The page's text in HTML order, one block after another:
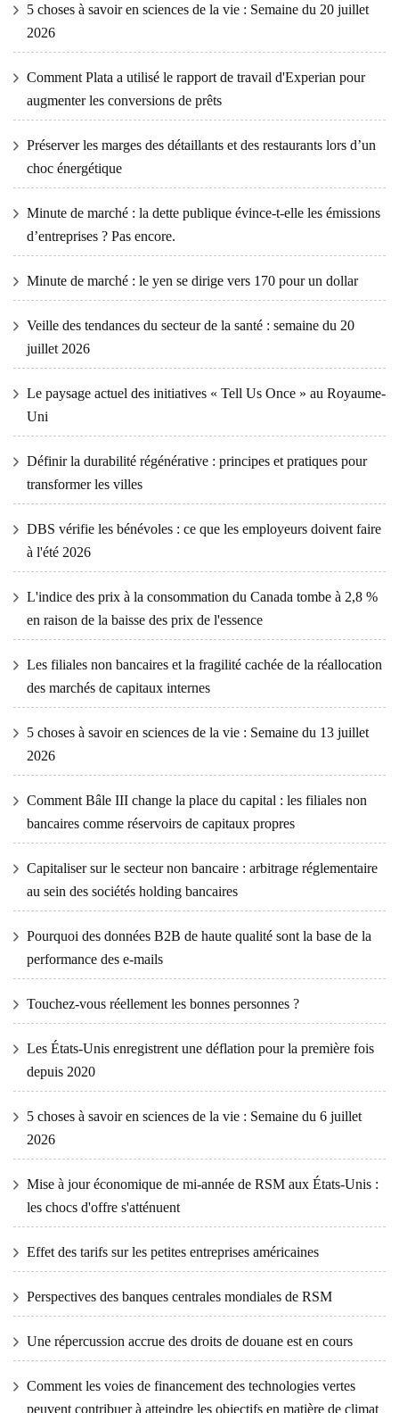
5 choses à savoir en sciences de la vie : Semaine du 20 juillet
2026
Comment Plata a utilisé le rapport de travail d'Experian pour
augmenter les conversions de prêts
Préserver les marges des détaillants et des restaurants lors d’un
choc énergétique
Minute de marché : la dette publique évince-t-elle les émissions
d’entreprises ? Pas encore.
Minute de marché : le yen se dirige vers 170 pour un dollar
Veille des tendances du secteur de la santé : semaine du 20
juillet 2026
Le paysage actuel des initiatives « Tell Us Once » au Royaume-
Uni
Définir la durabilité régénérative : principes et pratiques pour
transformer les villes
DBS vérifie les bénévoles : ce que les employeurs doivent faire
à l'été 2026
L'indice des prix à la consommation du Canada tombe à 2,8 %
en raison de la baisse des prix de l'essence
Les filiales non bancaires et la fragilité cachée de la réallocation
des marchés de capitaux internes
5 choses à savoir en sciences de la vie : Semaine du 13 juillet
2026
Comment Bâle III change la place du capital : les filiales non
bancaires comme réservoirs de capitaux propres
Capitaliser sur le secteur non bancaire : arbitrage réglementaire
au sein des sociétés holding bancaires
Pourquoi des données B2B de haute qualité sont la base de la
performance des e-mails
Touchez-vous réellement les bonnes personnes ?
Les États-Unis enregistrent une déflation pour la première fois
depuis 2020
5 choses à savoir en sciences de la vie : Semaine du 6 juillet
2026
Mise à jour économique de mi-année de RSM aux États-Unis :
les chocs d'offre s'atténuent
Effet des tarifs sur les petites entreprises américaines
Perspectives des banques centrales mondiales de RSM
Une répercussion accrue des droits de douane est en cours
Comment les voies de financement des technologies vertes
peuvent contribuer à atteindre les objectifs en matière de climat